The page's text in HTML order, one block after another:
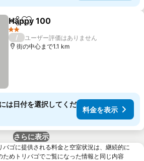
シェアお気に入りに追加
Happy 100
2 ホテルのランク
/
ユーザー評価はありません
街の中心まで1.1 km
は日付を選択してくだ
料金を表示
さらに表示
バゴに提供される料金と空室状況は、継続的に
ためトリバゴでご覧になった情報と同じ内容